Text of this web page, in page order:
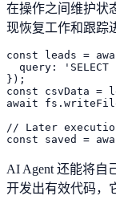
在操作之间维护状
现恢复工作和跟踪
const leads =
query: 'SELECT
});
const csvData
await
// Later
AI Agent 还能将自
开发出有效代码，